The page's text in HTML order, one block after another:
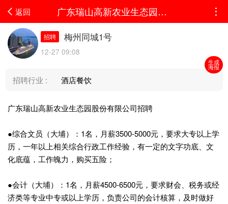
生成
海报
返回 广东瑞山高新农业生态园股份有限公司招聘●综合文员（大埔）：1名，月薪3500-5000元，...
招聘 梅州同城1号
12-27 09:08
招聘行业 : 酒店餐饮
广东瑞山高新农业生态园股份有限公司招聘
●综合文员（大埔）：1名，月薪3500-5000元，要求大专以上学
历，一年以上相关综合行政工作经验，有一定的文字功底、文
化底蕴，工作魄力，购买五险；
●会计（大埔）：1名，月薪4500-6500元，要求财会、税务或经
济类等专业中专或以上学历，负责公司的会计核算，及时做好